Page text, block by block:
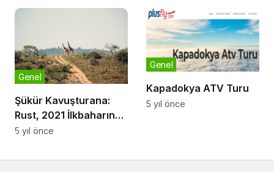
Şükür Kavuşturana:
Rust, 2021 İlkbaharında
Konsollara Geliyor
Genel
5 yıl önce
Kapadokya ATV Turu
Genel
5 yıl önce